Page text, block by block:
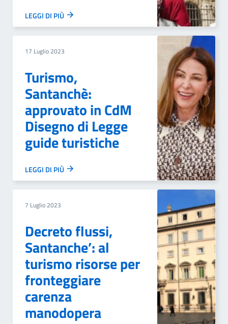
LEGGI DI PIÙ
17 Luglio 2023
Turismo,
Santanchè:
approvato in CdM
Disegno di Legge
guide turistiche
LEGGI DI PIÙ
7 Luglio 2023
Decreto flussi,
Santanche’: al
turismo risorse per
fronteggiare
carenza
manodopera